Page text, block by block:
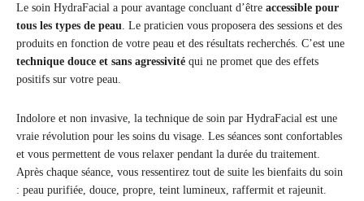
Le soin HydraFacial a pour avantage concluant d’être accessible pour
tous les types de peau. Le praticien vous proposera des sessions et des
produits en fonction de votre peau et des résultats recherchés. C’est une
technique douce et sans agressivité qui ne promet que des effets
positifs sur votre peau.
Indolore et non invasive, la technique de soin par HydraFacial est une
vraie révolution pour les soins du visage. Les séances sont confortables
et vous permettent de vous relaxer pendant la durée du traitement.
Après chaque séance, vous ressentirez tout de suite les bienfaits du soin
: peau purifiée, douce, propre, teint lumineux, raffermit et rajeunit.